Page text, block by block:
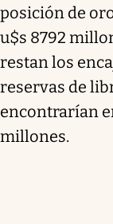
posición de
u$s 8792
restan los
reservas de
encontrarían
millones.